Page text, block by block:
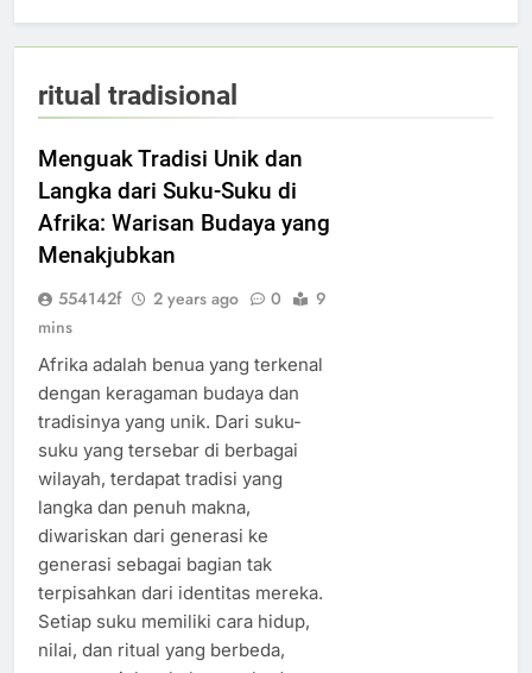
ritual tradisional
Menguak Tradisi Unik dan
Langka dari Suku-Suku di
Afrika: Warisan Budaya yang
Menakjubkan
554142f 2 years ago 0
9
mins
Afrika adalah benua yang terkenal
dengan keragaman budaya dan
tradisinya yang unik. Dari suku-
suku yang tersebar di berbagai
wilayah, terdapat tradisi yang
langka dan penuh makna,
diwariskan dari generasi ke
generasi sebagai bagian tak
terpisahkan dari identitas mereka.
Setiap suku memiliki cara hidup,
nilai, dan ritual yang berbeda,